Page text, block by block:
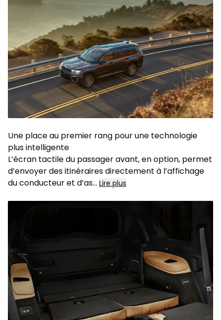
Une place au premier rang pour une technologie
plus intelligente
L’écran tactile du passager avant, en option, permet
d’envoyer des itinéraires directement à l’affichage
du conducteur et d’as... Lire plus